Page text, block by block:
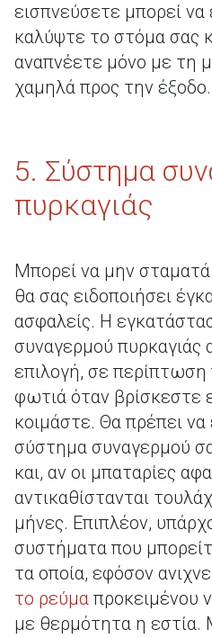
εισπνεύσετε μπορεί να
καλύψτε το στόμα σας
αναπνέετε μόνο με τη
χαμηλά προς την έξοδο.
5. Σύστημα
πυρκαγιάς
Μπορεί να μην
θα σας ειδοποιήσει
ασφαλείς. Η
συναγερμού πυρκαγιάς
επιλογή, σε περίπτωση
φωτιά όταν βρίσκεστε
κοιμάστε. Θα πρέπει
σύστημα συναγερμού
και, αν οι μπαταρίες
αντικαθίστανται
μήνες. Επιπλέον,
συστήματα που
τα οποία, εφόσον
το ρεύμα προκειμένου
με θερμότητα η εστία.